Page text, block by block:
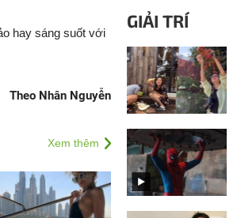
hay sáng suốt với
Theo Nhân Nguyễn
Xem thêm
GIẢI TRÍ